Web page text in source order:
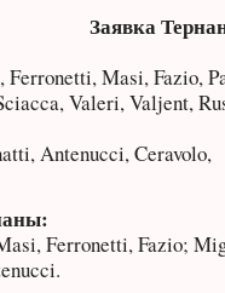
Заявка
Masi, Fazio,
Valeri, Valjent,
Antenucci, Ceravolo,
Ferronetti, Fazio;